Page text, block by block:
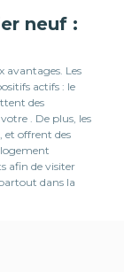
neuf :
Les
actifs : le
des
. De plus, les
et offrent des
afin de visiter
dans la